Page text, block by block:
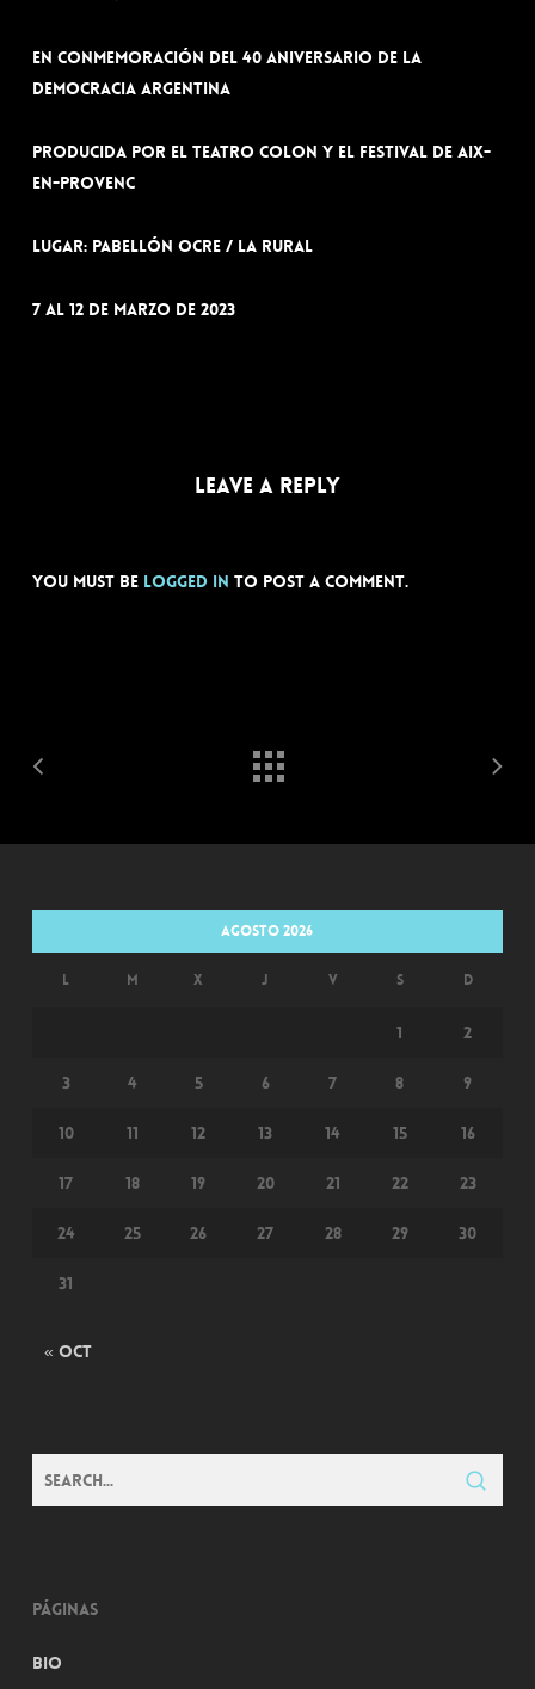
En conmemoración del 40 aniversario de la
democracia Argentina
Producida por el teatro Colon y el Festival de Aix-
en-Provenc
Lugar: Pabellón Ocre / La Rural
7 al 12 de Marzo de 2023
Leave a Reply
You must be logged in to post a comment.
agosto 2026
L M X J V S D
1 2
3 4 5 6 7 8 9
10 11 12 13 14 15 16
17 18 19 20 21 22 23
24 25 26 27 28 29 30
31
« Oct
Páginas
Bio